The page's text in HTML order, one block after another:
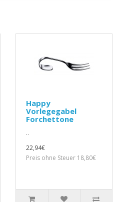
Happy
Vorlegegabel
Forchettone
..
22,94€
Preis ohne Steuer 18,80€